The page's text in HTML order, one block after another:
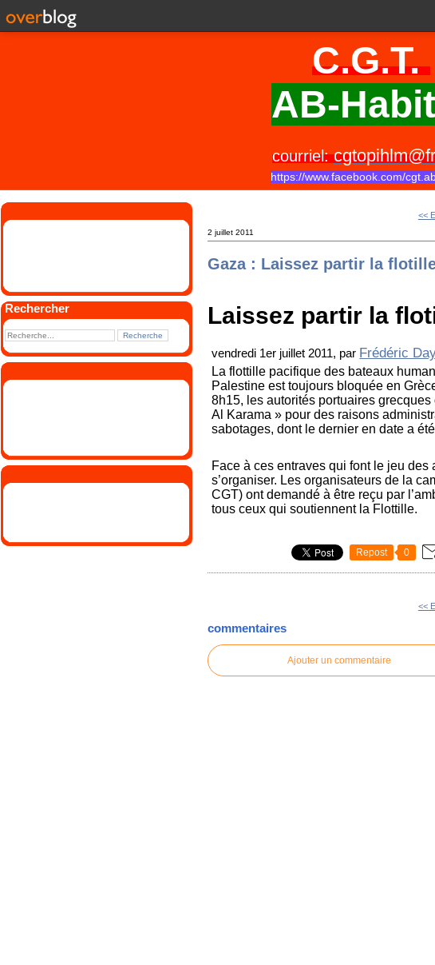
C.G.T.
AB-
courriel:
https://www.facebook.com/
Rechercher
<<
2 juillet 2011
Gaza : Laissez partir la
Laissez partir la
vendredi 1er juillet 2011, par Frédéric
La flottille pacifique des bateaux
Palestine est toujours bloquée en
8h15, les autorités portuaires
Al Karama » pour des raisons
sabotages, dont le dernier en date a
Face à ces entraves qui font le jeu
s’organiser. Les organisateurs de la
CGT) ont demandé à être reçu par
tous ceux qui soutiennent la Flottille.
Repost 0
<<
commentaires
Ajouter un commentaire